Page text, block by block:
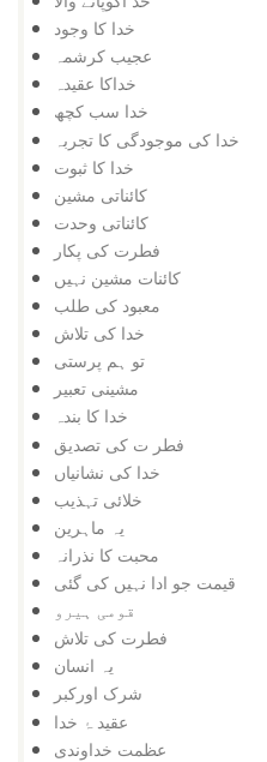
خدا کا وجود
عجیب کرشمہ
خداکا عقیدہ
خدا سب کچھ
خدا کی موجودگی کا تجربہ
خدا کا ثبوت
کائناتی مشین
کائناتی وحدت
فطرت کی پکار
کائنات مشین نہیں
معبود کی طلب
خدا کی تلاش
تو ہم پرستی
مشینی تعبیر
خدا کا بندہ
فطر ت کی تصدیق
خدا کی نشانیاں
خلائی تہذیب
یہ ماہرین
محبت کا نذرانہ
قیمت جو ادا نہیں کی گئی
قومی ہیرو
فطرت کی تلاش
یہ انسان
شرک اورکبر
عقید ۂ خدا
عظمت خداوندی